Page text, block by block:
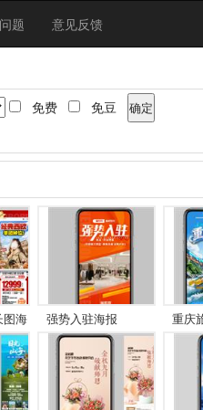
题 意见反馈
免费 免豆
图海
强势入驻海报 重庆